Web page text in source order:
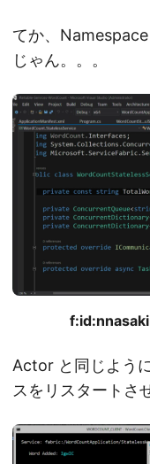
てか、
じゃん。。。
Actor と同じよう
スをリスタートさ